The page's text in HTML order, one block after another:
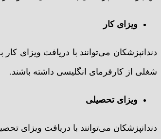
ویزای کار
دندانپزشکان می‌توانند با دریافت ویزای
شغلی از کارفرمای انگلیسی داشته باشند.
ویزای تحصیلی
دندانپزشکان می‌توانند با دریافت ویزای